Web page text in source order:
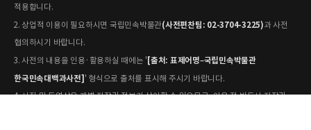
적용합니다.
2. 상업적 이용이 필요하시면 국립민속박물관(사전편찬팀: 02-3704-3225)과 사전
협의하시기 바랍니다.
3. 사전의 내용을 인용·활용하실 때에는 ' [출처: 표제어명–국립민속박물관
한국민속대백과사전] ' 형식으로 출처를 표시해 주시기 바랍니다.
4. 사진 및 동영상은 개별 저작권 정보가 상이할 수 있으므로, 이용 전 반드시 저작권